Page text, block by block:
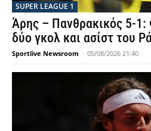
SUPER LEAGUE 1
Άρης – Πανθρακικός 5-1:
δύο γκολ και ασίστ του
Sportlive Newsroom - 05/08/2026 21:40